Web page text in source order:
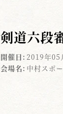
剣道六段
開催日: 2019年05
会場名: 中村スポ